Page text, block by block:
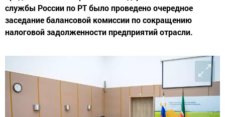
службы России по РТ было проведено очередное
заседание балансовой комиссии по сокращению
налоговой задолженности предприятий отрасли.